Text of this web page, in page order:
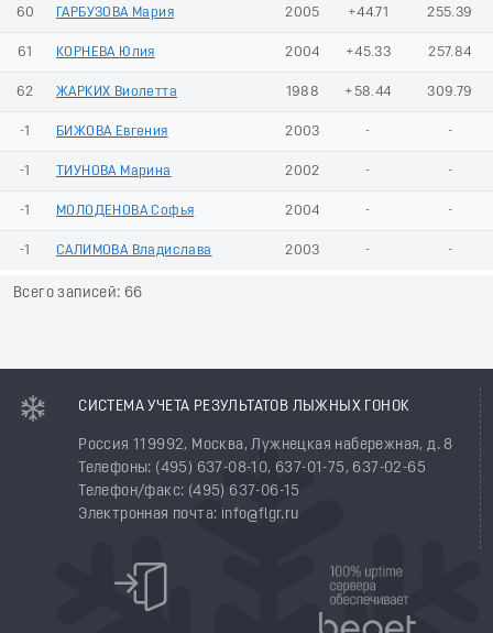
60 ГАРБУЗОВА Мария 2005 +44.71 255.39
61 КОРНЕВА Юлия 2004 +45.33 257.84
62 ЖАРКИХ Виолетта 1988 +58.44 309.79
-1 БИЖОВА Евгения 2003 - -
-1 ТИУНОВА Марина 2002 - -
-1 МОЛОДЕНОВА Софья 2004 - -
-1 САЛИМОВА Владислава 2003 - -
Всего записей: 66
СИСТЕМА УЧЕТА РЕЗУЛЬТАТОВ ЛЫЖНЫХ ГОНОК
Россия 119992, Москва, Лужнецкая набережная, д. 8
Телефоны: (495) 637-08-10, 637-01-75, 637-02-65
Телефон/факс: (495) 637-06-15
Электронная почта: info@flgr.ru